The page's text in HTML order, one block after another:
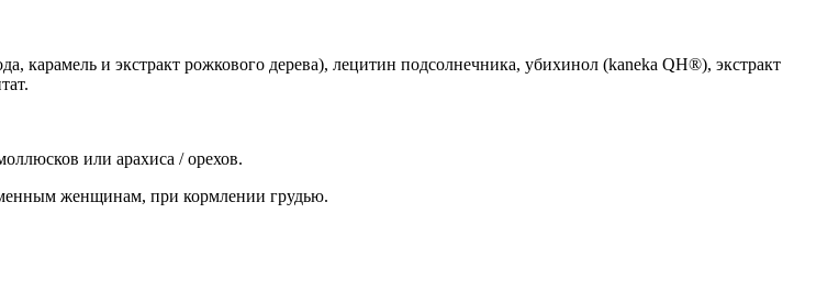
карамель и экстракт рожкового дерева), лецитин подсолнечника, убихинол (kaneka QH®), экстракт
или арахиса / орехов.
женщинам, при кормлении грудью.